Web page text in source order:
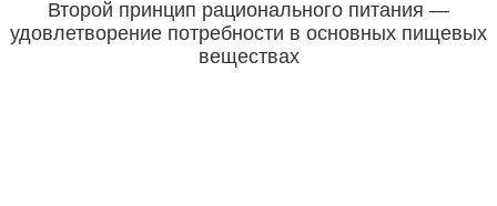
Второй принцип рационального питания —
удовлетворение потребности в основных пищевых
веществах